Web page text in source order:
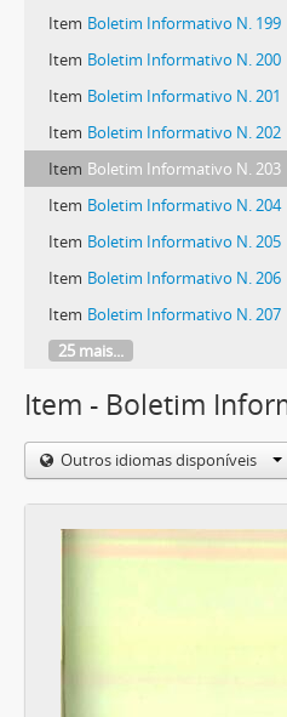
Item Boletim Informativo N. 199
Item Boletim Informativo N. 200
Item Boletim Informativo N. 201
Item Boletim Informativo N. 202
Item Boletim Informativo N. 203
Item Boletim Informativo N. 204
Item Boletim Informativo N. 205
Item Boletim Informativo N. 206
Item Boletim Informativo N. 207
25 mais...
Item - Boletim
Outros idiomas disponíveis